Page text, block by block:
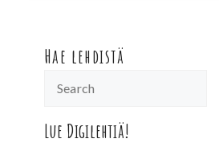
Hae lehdistä
Lue Digilehtiä!